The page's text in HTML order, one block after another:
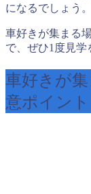
になるでしょう。
車好きが集まる
で、ぜひ1度見学
車好きが
意ポイント